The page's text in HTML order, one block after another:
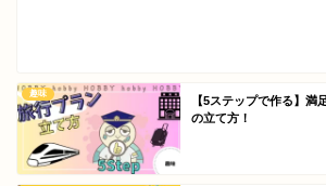
趣味
【5ステップで作る】満
の立て方！